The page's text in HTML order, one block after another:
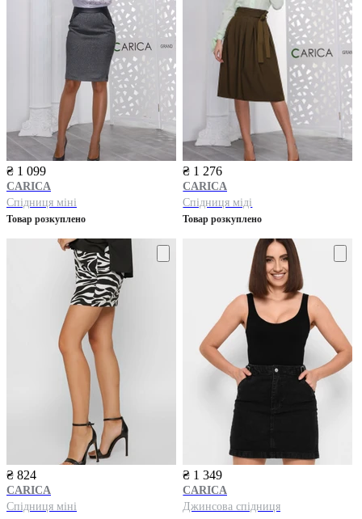
₴ 1 099
CARICA
Спідниця міні
Товар розкуплено
₴ 1 276
CARICA
Спідниця міді
Товар розкуплено
₴ 824
CARICA
Спідниця міні
₴ 1 349
CARICA
Джинсова спідниця